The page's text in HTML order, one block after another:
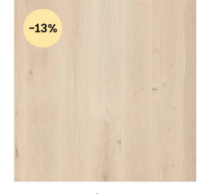
-13%